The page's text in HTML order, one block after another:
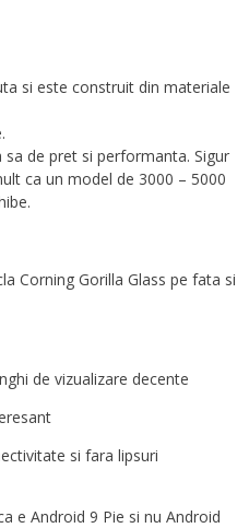
si este construit din materiale
de pret si performanta. Sigur
ca un model de 3000 – 5000
Corning Gorilla Glass pe fata si
de vizualizare decente
si fara lipsuri
e Android 9 Pie si nu Android